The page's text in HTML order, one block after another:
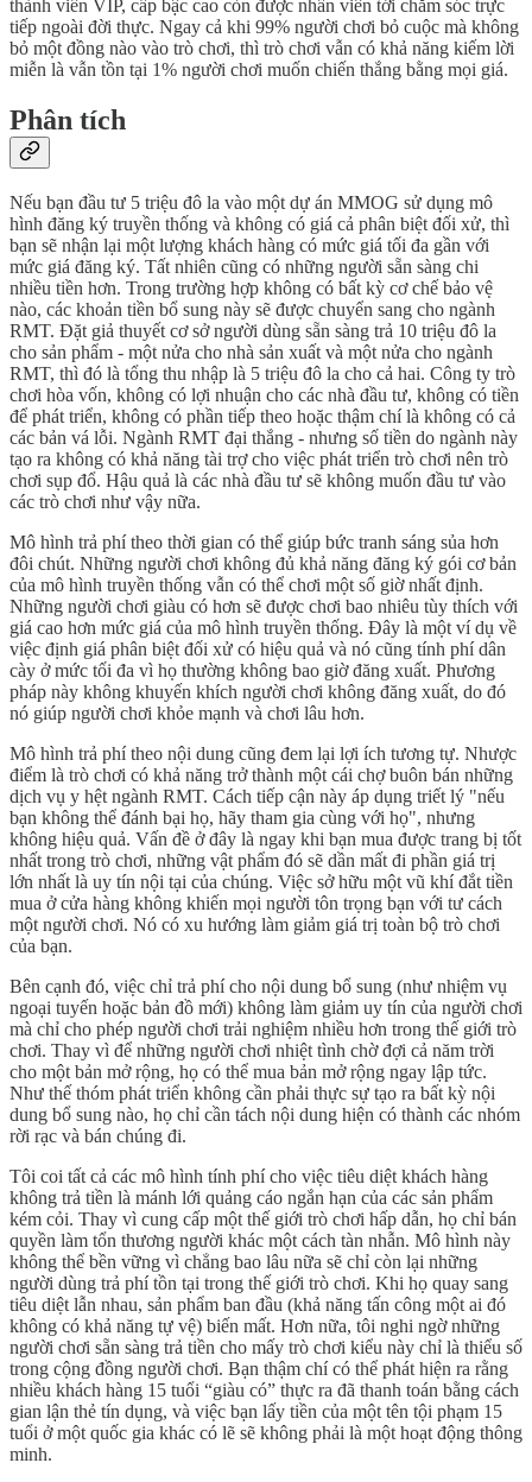
thành viên VIP, cấp bậc cao còn được nhân viên tới chăm sóc trực
tiếp ngoài đời thực. Ngay cả khi 99% người chơi bỏ cuộc mà không
bỏ một đồng nào vào trò chơi, thì trò chơi vẫn có khả năng kiếm lời
miễn là vẫn tồn tại 1% người chơi muốn chiến thắng bằng mọi giá.
Phân tích
Nếu bạn đầu tư 5 triệu đô la vào một dự án MMOG sử dụng mô
hình đăng ký truyền thống và không có giá cả phân biệt đối xử, thì
bạn sẽ nhận lại một lượng khách hàng có mức giá tối đa gần với
mức giá đăng ký. Tất nhiên cũng có những người sẵn sàng chi
nhiều tiền hơn. Trong trường hợp không có bất kỳ cơ chế bảo vệ
nào, các khoản tiền bổ sung này sẽ được chuyển sang cho ngành
RMT. Đặt giả thuyết cơ sở người dùng sẵn sàng trả 10 triệu đô la
cho sản phẩm - một nửa cho nhà sản xuất và một nửa cho ngành
RMT, thì đó là tổng thu nhập là 5 triệu đô la cho cả hai. Công ty trò
chơi hòa vốn, không có lợi nhuận cho các nhà đầu tư, không có tiền
để phát triển, không có phần tiếp theo hoặc thậm chí là không có cả
các bản vá lỗi. Ngành RMT đại thắng - nhưng số tiền do ngành này
tạo ra không có khả năng tài trợ cho việc phát triển trò chơi nên trò
chơi sụp đổ. Hậu quả là các nhà đầu tư sẽ không muốn đầu tư vào
các trò chơi như vậy nữa.
Mô hình trả phí theo thời gian có thể giúp bức tranh sáng sủa hơn
đôi chút. Những người chơi không đủ khả năng đăng ký gói cơ bản
của mô hình truyền thống vẫn có thể chơi một số giờ nhất định.
Những người chơi giàu có hơn sẽ được chơi bao nhiêu tùy thích với
giá cao hơn mức giá của mô hình truyền thống. Đây là một ví dụ về
việc định giá phân biệt đối xử có hiệu quả và nó cũng tính phí dân
cày ở mức tối đa vì họ thường không bao giờ đăng xuất. Phương
pháp này không khuyến khích người chơi không đăng xuất, do đó
nó giúp người chơi khỏe mạnh và chơi lâu hơn.
Mô hình trả phí theo nội dung cũng đem lại lợi ích tương tự. Nhược
điểm là trò chơi có khả năng trở thành một cái chợ buôn bán những
dịch vụ y hệt ngành RMT. Cách tiếp cận này áp dụng triết lý "nếu
bạn không thể đánh bại họ, hãy tham gia cùng với họ", nhưng
không hiệu quả. Vấn đề ở đây là ngay khi bạn mua được trang bị tốt
nhất trong trò chơi, những vật phẩm đó sẽ dần mất đi phần giá trị
lớn nhất là uy tín nội tại của chúng. Việc sở hữu một vũ khí đắt tiền
mua ở cửa hàng không khiến mọi người tôn trọng bạn với tư cách
một người chơi. Nó có xu hướng làm giảm giá trị toàn bộ trò chơi
của bạn.
Bên cạnh đó, việc chỉ trả phí cho nội dung bổ sung (như nhiệm vụ
ngoại tuyến hoặc bản đồ mới) không làm giảm uy tín của người chơi
mà chỉ cho phép người chơi trải nghiệm nhiều hơn trong thế giới trò
chơi. Thay vì để những người chơi nhiệt tình chờ đợi cả năm trời
cho một bản mở rộng, họ có thể mua bản mở rộng ngay lập tức.
Như thế thóm phát triển không cần phải thực sự tạo ra bất kỳ nội
dung bổ sung nào, họ chỉ cần tách nội dung hiện có thành các nhóm
rời rạc và bán chúng đi.
Tôi coi tất cả các mô hình tính phí cho việc tiêu diệt khách hàng
không trả tiền là mánh lới quảng cáo ngắn hạn của các sản phẩm
kém cỏi. Thay vì cung cấp một thế giới trò chơi hấp dẫn, họ chỉ bán
quyền làm tổn thương người khác một cách tàn nhẫn. Mô hình này
không thể bền vững vì chẳng bao lâu nữa sẽ chỉ còn lại những
người dùng trả phí tồn tại trong thế giới trò chơi. Khi họ quay sang
tiêu diệt lẫn nhau, sản phẩm ban đầu (khả năng tấn công một ai đó
không có khả năng tự vệ) biến mất. Hơn nữa, tôi nghi ngờ những
người chơi sẵn sàng trả tiền cho mấy trò chơi kiểu này chỉ là thiểu số
trong cộng đồng người chơi. Bạn thậm chí có thể phát hiện ra rằng
nhiều khách hàng 15 tuổi “giàu có” thực ra đã thanh toán bằng cách
gian lận thẻ tín dụng, và việc bạn lấy tiền của một tên tội phạm 15
tuổi ở một quốc gia khác có lẽ sẽ không phải là một hoạt động thông
minh.